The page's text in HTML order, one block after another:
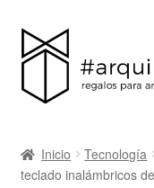
Categorías
Inicio Tecnología
teclado inalámbricos